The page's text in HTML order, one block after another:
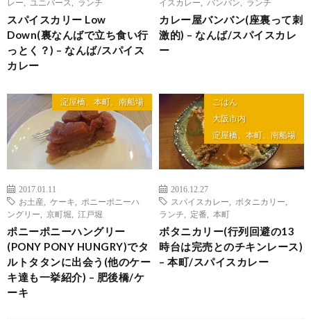
レー ユニバース ランチ
スパイスカリー Low
Down(裏なんばで立ち食い行
っとく？) – なんば/スパイス
カレー
イスカレー バンバン ランチ
カレー屋バンバン(座裏って刺
激的) – なんば/スパイスカレ
ー
淀屋橋、本町、南船場
2017.01.11
お土産
ケーキ
ポニーポニーハ
ングリー
京町堀 江戸堀
ポニーポニーハングリー
(PONY PONY HUNGRY)でタ
ルトタタンに出会う(他のケー
キ達も一挙紹介) – 肥後橋/ケ
ーキ
ごはん
大阪市内
淀屋橋、本町、南船場
2016.12.27
スパイスカレー
ボタニカリー
ランチ
定番 本町
ボタニカリー(行列回避の13
時台は完売とのチキンレース)
– 本町/スパイスカレー